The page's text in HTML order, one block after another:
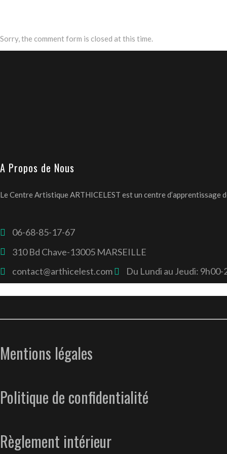
Sorry, the comment form is closed at this time.
A Propos de Nous
Le Centre Artistique ARTHICELEST est un centre d’apprentissage
06-68-85-17-67
310 Bd Chave-13005 MARSEILLE
contact@arthicelest.com
Du Lundi au Jeudi: 9h00-
Mentions légales
Politique de confidentialité
Règlement intérieur